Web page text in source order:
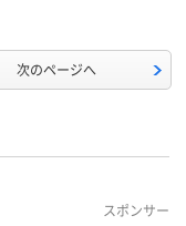
次のページへ
スポンサー